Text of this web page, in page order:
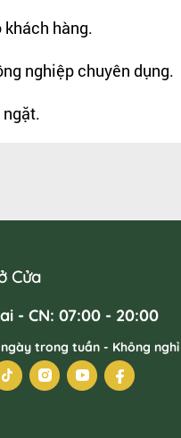
hàng.
nghiệp chuyên dụng.
Cửa
- CN: 07:00 - 20:00
trong tuần - Không